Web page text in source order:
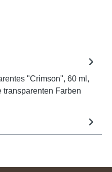
"Crimson", 60 ml,
transparenten Farben